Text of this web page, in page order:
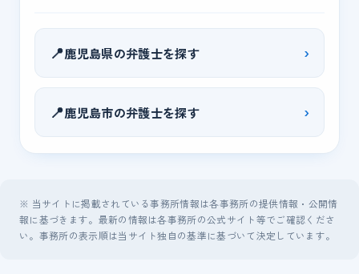
📍鹿児島県の弁護士を探す ›
📍鹿児島市の弁護士を探す ›
※ 当サイトに掲載されている事務所情報は各事務所の提供情報・公開情
報に基づきます。最新の情報は各事務所の公式サイト等でご確認くださ
い。事務所の表示順は当サイト独自の基準に基づいて決定しています。